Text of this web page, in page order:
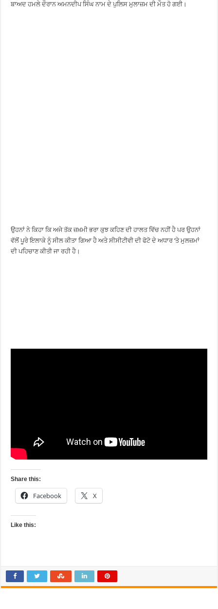
ਬਾਅਦ ਹਮਲੇ ਦੌਰਾਨ ਅਮਨਦੀਪ ਸਿੰਘ ਨਾਮ ਦੇ ਪੁਲਿਸ ਮੁਲਾਜ਼ਮ ਦੀ ਮੌਤ ਹੋ ਗਈ।
ਉਹਨਾਂ ਨੇ ਕਿਹਾ ਕਿ ਅਜੇ ਤੱਕ ਜ਼ਖ਼ਮੀ ਭਰਾ ਕੁਝ ਕਹਿਣ ਦੀ ਹਾਲਤ ਵਿੱਚ ਨਹੀਂ ਹੈ ਪਰ ਉਹਨਾਂ
ਵੱਲੋਂ ਪੂਰੇ ਇਲਾਕੇ ਨੂੰ ਸੀਲ ਕੀਤਾ ਗਿਆ ਹੈ ਅਤੇ ਸੀਸੀਟੀਵੀ ਦੀ ਫੋਟੋ ਦੇ ਅਧਾਰ ‘ਤੇ ਮੁਲਜ਼ਮਾਂ
ਦੀ ਪਹਿਚਾਣ ਕੀਤੀ ਜਾ ਰਹੀ ਹੈ।
Share this:
Facebook X
Like this: